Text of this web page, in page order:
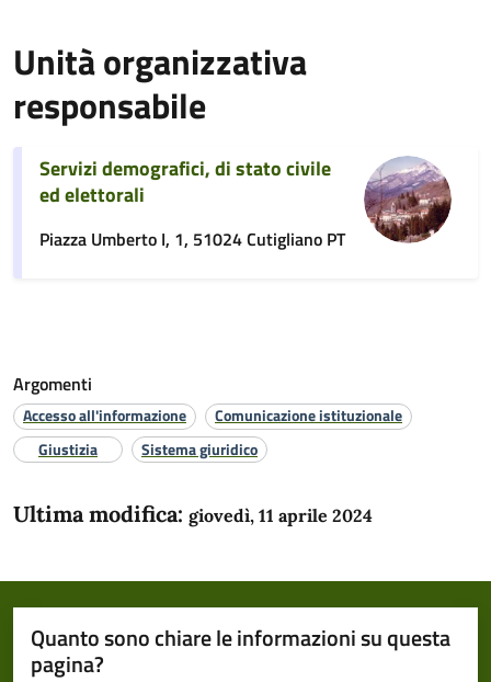
Unità organizzativa
responsabile
Servizi demografici, di stato civile
ed elettorali
Piazza Umberto I, 1, 51024 Cutigliano PT
Argomenti
Accesso all'informazione
Comunicazione istituzionale
Giustizia
Sistema giuridico
Ultima modifica: giovedì, 11 aprile 2024
Quanto sono chiare le informazioni su questa
pagina?